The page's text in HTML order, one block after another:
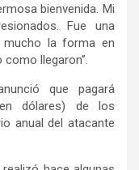
bienvenida. Mi
Fue una
mucho la forma en
llegaron”.
que pagará
dólares) de los
anual del atacante